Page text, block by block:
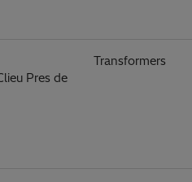
Pres de
Transformers